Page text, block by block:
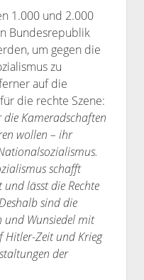
1.000 und 2.000
Bundesrepublik
um gegen die
zu
auf die
die rechte Szene:
die Kameradschaften
wollen – ihr
schafft
lässt die Rechte
sind die
und Wunsiedel mit
Hitler-Zeit und Krieg
der